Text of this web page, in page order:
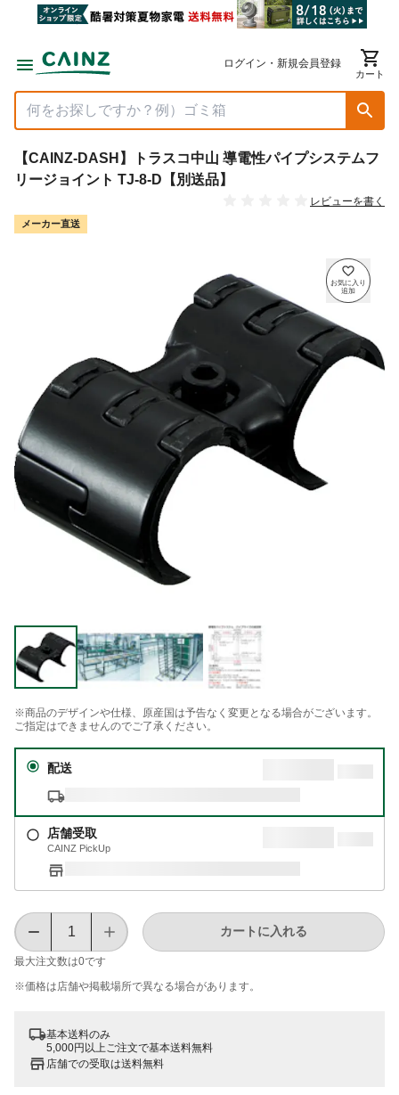
ログイン・新規会員登録
カート
【CAINZ-DASH】トラスコ中山 導電性パイプシステムフ
リージョイント TJ-8-D【別送品】
レビューを書く
メーカー直送
※商品のデザインや仕様、原産国は予告なく変更となる場合がございます。
ご指定はできませんのでご了承ください。
配送
店舗受取
CAINZ PickUp
最大注文数は0です
カートに入れる
※価格は​店舗や​掲載場所で​異なる​場合が​あります。
基本送料のみ
5,000円以上ご注文で基本送料無料
店舗での受取は送料無料